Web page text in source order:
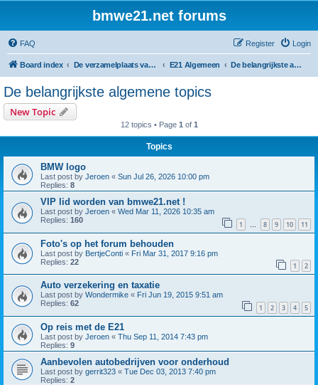
bmwe21.net forums
FAQ Login
Register
Board index De verzamelplaats van E21 fanaten der lage landen - Dutch forum E21 Algemeen De belangrijkste algemene topics
De belangrijkste algemene topics
New Topic
12 topics • Page 1 of 1
Topics
BMW logo
Last post by Jeroen « Sun Jul 26, 2026 10:00 pm
Replies: 8
VIP lid worden van bmwe21.net !
Last post by Jeroen « Wed Mar 11, 2026 10:35 am
Replies: 160 1 … 8 9 10 11
Foto's op het forum behouden
Last post by BertjeConti « Fri Mar 31, 2017 9:16 pm
Replies: 22 1 2
Auto verzekering en taxatie
Last post by Wondermike « Fri Jun 19, 2015 9:51 am
Replies: 62 1 2 3 4 5
Op reis met de E21
Last post by Jeroen « Thu Sep 11, 2014 7:43 pm
Replies: 9
Aanbevolen autobedrijven voor onderhoud
Last post by gerrit323 « Tue Dec 03, 2013 7:40 pm
Replies: 2